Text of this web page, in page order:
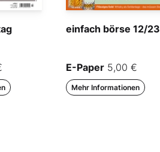
einfach börse 12/23
E-Paper 5,00 €
Mehr Informationen